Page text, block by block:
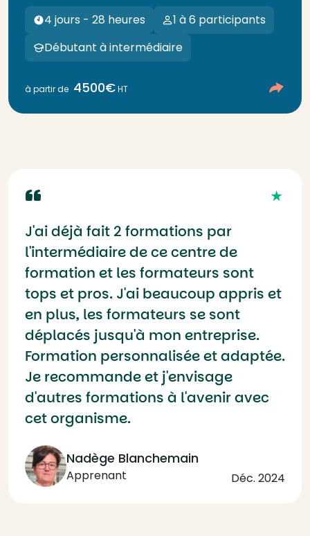
4 jours - 28 heures
1 à 6 participants
Débutant à intermédiaire
à partir de 4500€HT
J'ai déjà fait 2 formations par
l'intermédiaire de ce centre de
formation et les formateurs sont
tops et pros. J'ai beaucoup appris et
en plus, les formateurs se sont
déplacés jusqu'à mon entreprise.
Formation personnalisée et adaptée.
Je recommande et j'envisage
d'autres formations à l'avenir avec
cet organisme.
Nadège Blanchemain
Apprenant Déc. 2024